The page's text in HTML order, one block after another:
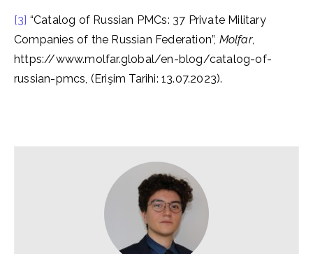
[3] “Catalog of Russian PMCs: 37 Private Military
Companies of the Russian Federation”, Molfar,
https://www.molfar.global/en-blog/catalog-of-
russian-pmcs, (Erişim Tarihi: 13.07.2023).